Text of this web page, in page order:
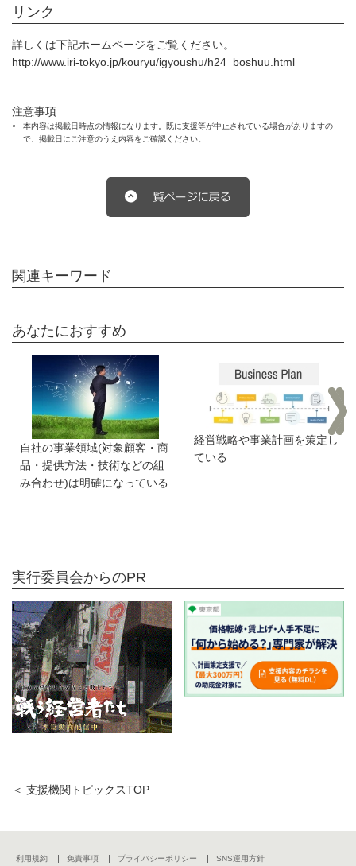
リンク
詳しくは下記ホームページをご覧ください。
http://www.iri-tokyo.jp/kouryu/igyoushu/h24_boshuu.html
注意事項
本内容は掲載日時点の情報になります。既に支援等が中止されている場合がありますの
で、掲載日にご注意のうえ内容をご確認ください。
関連キーワード
あなたにおすすめ
自社の事業領域(対象顧客・商
品・提供方法・技術などの組
み合わせ)は明確になっている
経営戦略や事業計画を策定し
ている
実行委員会からのPR
＜ 支援機関トピックスTOP
利用規約 免責事項 プライバシーポリシー SNS運用方針